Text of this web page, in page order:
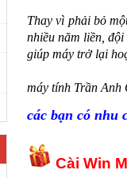
Thay vì phải bỏ
nhiều năm liền,
giúp máy trở lại
máy tính Trần Anh
các bạn có nhu
Cài Win